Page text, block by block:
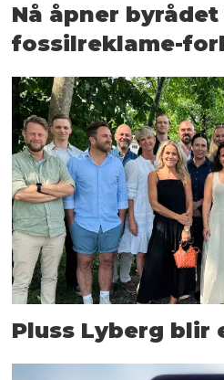
Nå åpner
fossilreklame-
Pluss Lyberg blir